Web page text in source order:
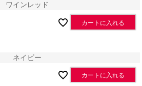
ワインレッド
カートに入れる
ネイビー
カートに入れる